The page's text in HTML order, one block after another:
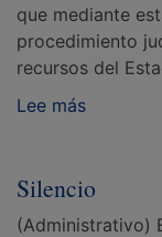
que mediante
procedimiento
recursos del
Lee más
Silencio
(Administrativo)